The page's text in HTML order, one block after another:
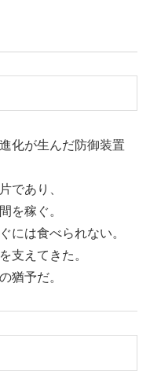
化が生んだ防御装置
であり、
を稼ぐ。
には食べられない。
支えてきた。
猶予だ。